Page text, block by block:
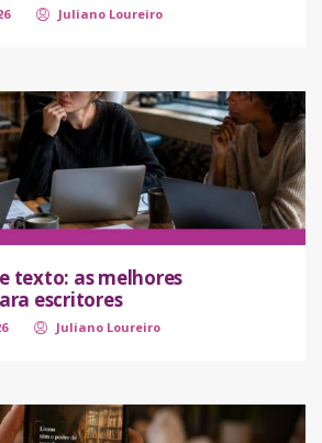
Juliano Loureiro
texto: as melhores
escritores
Juliano Loureiro